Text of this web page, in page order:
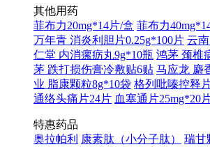
其他用药
菲布力20mg*14片/盒 菲布力
万年青 消炎利胆片0.25g*100片 云
仁堂 内消瘰疬丸9g*10瓶 鸿茅 颈椎
茅 跌打损伤膏冷敷贴6贴 马应龙 麝
业 脂康颗粒8g*10袋 格列吡嗪控释
通络头痛片24片 血塞通片25mg*20
特惠药品
奥拉帕利 康素肽（小分子肽） 瑞甘